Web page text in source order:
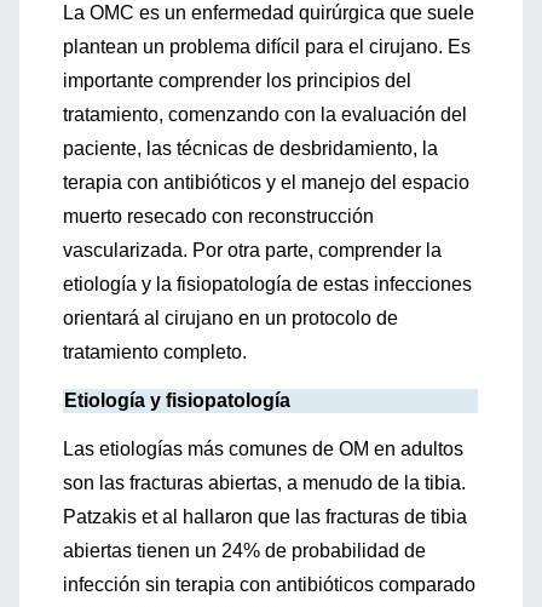
La OMC es un enfermedad quirúrgica que suele
plantean un problema difícil para el cirujano. Es
importante comprender los principios del
tratamiento, comenzando con la evaluación del
paciente, las técnicas de desbridamiento, la
terapia con antibióticos y el manejo del espacio
muerto resecado con reconstrucción
vascularizada. Por otra parte, comprender la
etiología y la fisiopatología de estas infecciones
orientará al cirujano en un protocolo de
tratamiento completo.
Etiología y fisiopatología
Las etiologías más comunes de OM en adultos
son las fracturas abiertas, a menudo de la tibia.
Patzakis et al hallaron que las fracturas de tibia
abiertas tienen un 24% de probabilidad de
infección sin terapia con antibióticos comparado